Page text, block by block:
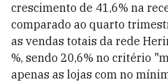
crescimento de 41,6% na
comparado ao quarto
as vendas totais da rede
%, sendo 20,6% no critério
apenas as lojas com no